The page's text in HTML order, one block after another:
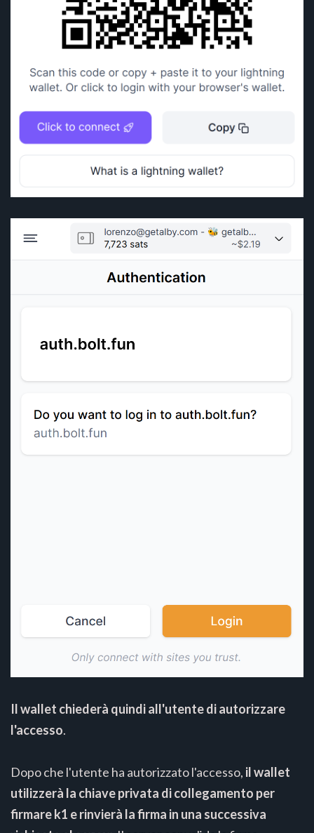
Il wallet chiederà quindi all'utente di autorizzare
l'accesso.
Dopo che l'utente ha autorizzato l'accesso, il wallet
utilizzerà la chiave privata di collegamento per
firmare k1 e rinvierà la firma in una successiva